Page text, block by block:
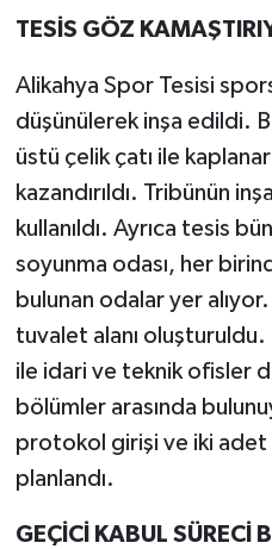
TESİS GÖZ
Alikahya Spor Tesisi
düşünülerek inşa edildi.
üstü çelik çatı ile
kazandırıldı. Tribünün
kullanıldı. Ayrıca tesis
soyunma odası, her
bulunan odalar yer
tuvalet alanı
ile idari ve teknik ofisler
bölümler arasında
protokol girişi ve iki adet
planlandı.
GEÇİCİ KABUL SÜRECİ